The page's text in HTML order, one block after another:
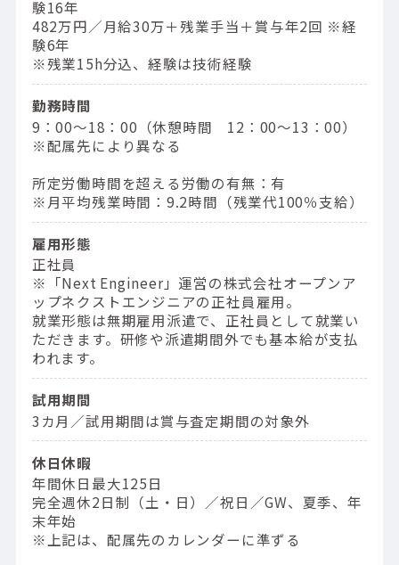
験16年
482万円／⽉給30万＋残業⼿当＋賞与年2回 ※経
験6年
※残業15h分込、経験は技術経験
勤務時間
9：00〜18：00（休憩時間 12：00〜13：00）
※配属先により異なる
所定労働時間を超える労働の有無：有
※月平均残業時間：9.2時間（残業代100％支給）
雇用形態
正社員
※「Next Engineer」運営の株式会社オープンア
ップネクストエンジニアの正社員雇用。
就業形態は無期雇用派遣で、正社員として就業い
ただきます。研修や派遣期間外でも基本給が支払
われます。
試用期間
3カ月／試用期間は賞与査定期間の対象外
休日休暇
年間休日最大125日
完全週休2日制（土・日）／祝日／GW、夏季、年
末年始
※上記は、配属先のカレンダーに準ずる